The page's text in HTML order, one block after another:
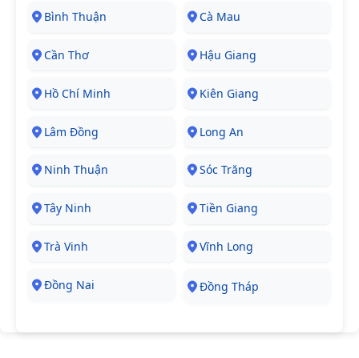
Bình Thuận Cà Mau
Cần Thơ Hậu Giang
Hồ Chí Minh Kiên Giang
Lâm Đồng Long An
Ninh Thuận Sóc Trăng
Tây Ninh Tiền Giang
Trà Vinh Vĩnh Long
Đồng Nai Đồng Tháp